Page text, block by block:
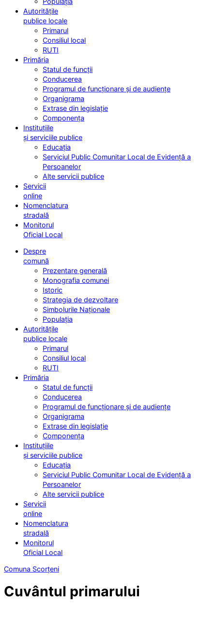
Autoritățile
publice locale
Primarul
Consiliul local
RUTI
Primăria
Statul de funcții
Conducerea
Programul de funcționare și de audiențe
Organigrama
Extrase din legislație
Componența
Instituțiile
și serviciile publice
Educația
Serviciul Public Comunitar Local de Evidență a
Persoanelor
Alte servicii publice
Servicii
online
Nomenclatura
stradală
Monitorul
Oficial Local
Despre
comună
Prezentare generală
Monografia comunei
Istoric
Strategia de dezvoltare
Simbolurile Naționale
Populația
Autoritățile
publice locale
Primarul
Consiliul local
RUTI
Primăria
Statul de funcții
Conducerea
Programul de funcționare și de audiențe
Organigrama
Extrase din legislație
Componența
Instituțiile
și serviciile publice
Educația
Serviciul Public Comunitar Local de Evidență a
Persoanelor
Alte servicii publice
Servicii
online
Nomenclatura
stradală
Monitorul
Oficial Local
Comuna Scorțeni
Cuvântul primarului